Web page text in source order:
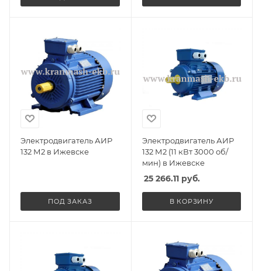
Электродвигатель АИР
132 М2 в Ижевске
ПОД ЗАКАЗ
Электродвигатель АИР
132 М2 (11 кВт 3000 об/
мин) в Ижевске
25 266.11руб.
В КОРЗИНУ